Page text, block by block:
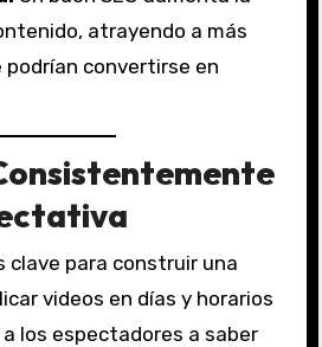
atrayendo a más
convertirse en
clave para construir una
videos en días y horarios
los espectadores a saber